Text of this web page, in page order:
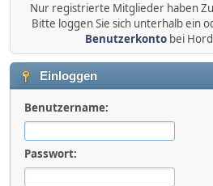
Nur registrierte Mitglieder haben
Bitte loggen Sie sich unterhalb ein
Benutzerkontobei
Einloggen
Benutzername:
Passwort: